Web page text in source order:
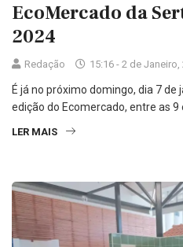
EcoMercado da
2024
Redação 15:16 - 2 de Janeiro,
É já no próximo domingo, dia 7
edição do Ecomercado, entre as 9
LER MAIS